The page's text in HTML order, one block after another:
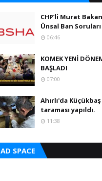
CHP’li Murat
Ünsal Ban Soruları
06:46
KOMEK YENİ
BAŞLADI
07:00
Ahırlı'da Küçükbaş
taraması yapıldı.
11:38
AD SPACE